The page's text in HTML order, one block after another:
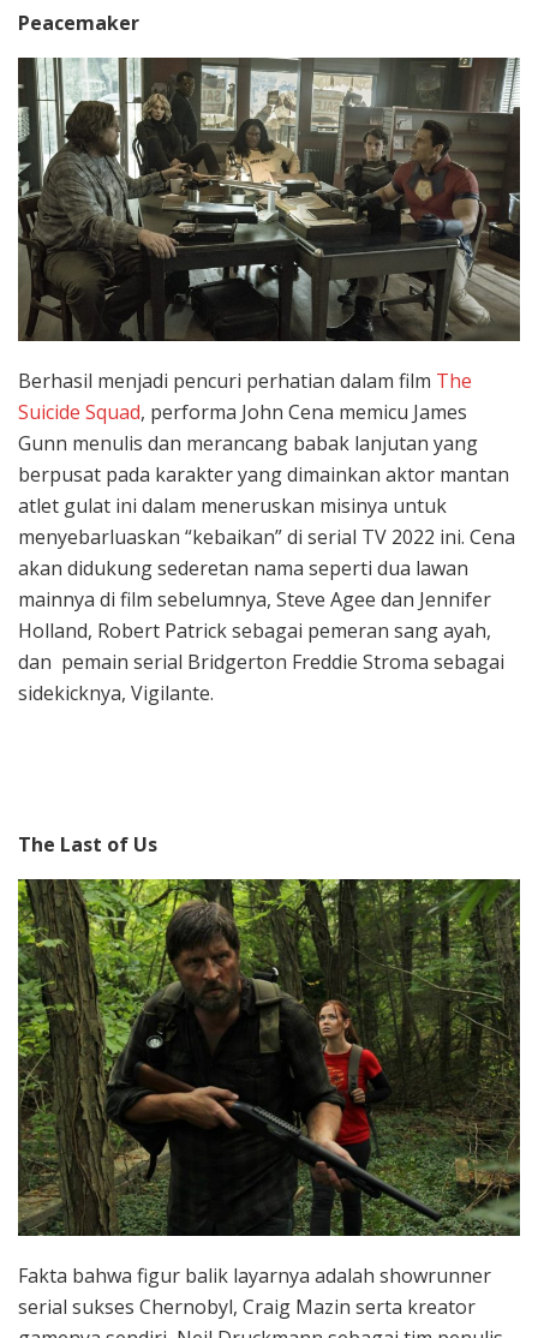
Peacemaker
Berhasil menjadi pencuri perhatian dalam film The
Suicide Squad, performa John Cena memicu James
Gunn menulis dan merancang babak lanjutan yang
berpusat pada karakter yang dimainkan aktor mantan
atlet gulat ini dalam meneruskan misinya untuk
menyebarluaskan “kebaikan” di serial TV 2022 ini. Cena
akan didukung sederetan nama seperti dua lawan
mainnya di film sebelumnya, Steve Agee dan Jennifer
Holland, Robert Patrick sebagai pemeran sang ayah,
dan pemain serial Bridgerton Freddie Stroma sebagai
sidekicknya, Vigilante.
The Last of Us
Fakta bahwa figur balik layarnya adalah showrunner
serial sukses Chernobyl, Craig Mazin serta kreator